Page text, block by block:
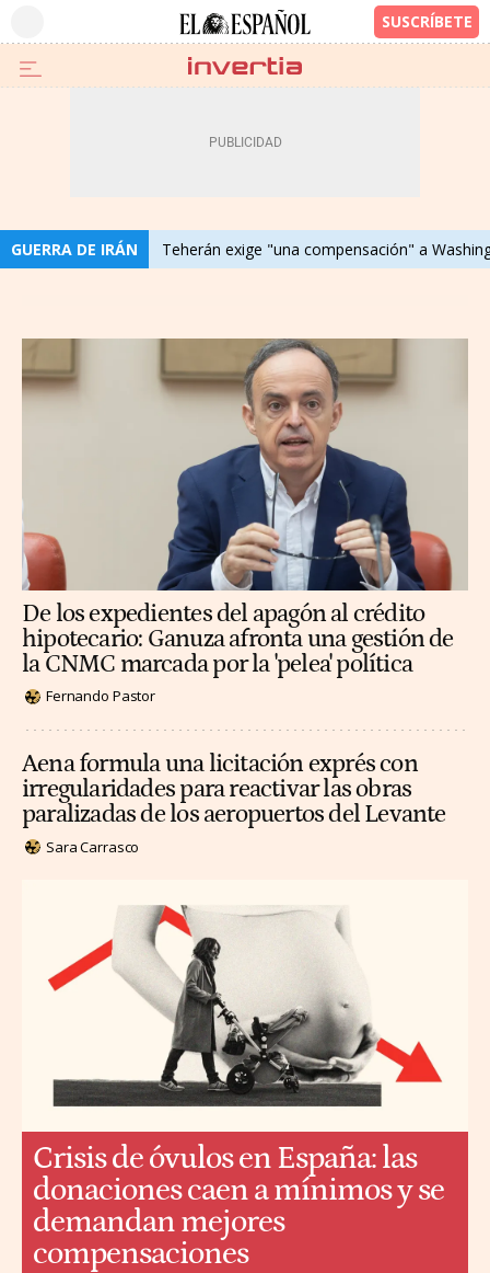
GUERRA DE IRÁN Teherán exige "una compensación" a
De los expedientes del apagón al crédito
hipotecario: Ganuza afronta una gestión de
la CNMC marcada por la 'pelea' política
Fernando Pastor
Aena formula una licitación exprés con
irregularidades para reactivar las obras
paralizadas de los aeropuertos del Levante
Sara Carrasco
Crisis de óvulos en España: las
donaciones caen a mínimos y se
demandan mejores
compensaciones